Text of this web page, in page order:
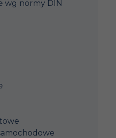
wg normy DIN